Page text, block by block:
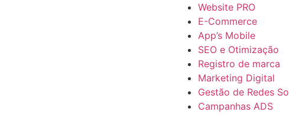
Website PRO
E-Commerce
App’s Mobile
SEO e Otimização
Registro de marca
Marketing Digital
Gestão de Redes
Campanhas ADS